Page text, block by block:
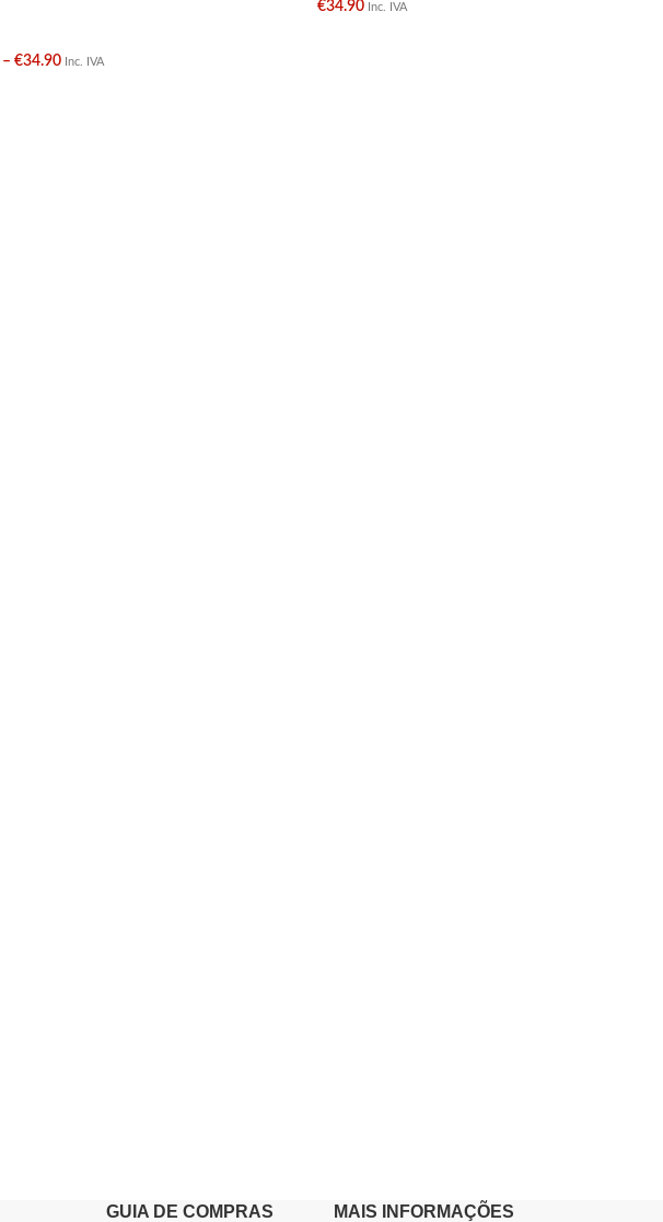
– €34.90 Inc. IVA
€34.90 Inc. IVA
GUIA DE COMPRAS MAIS INFORMAÇÕES